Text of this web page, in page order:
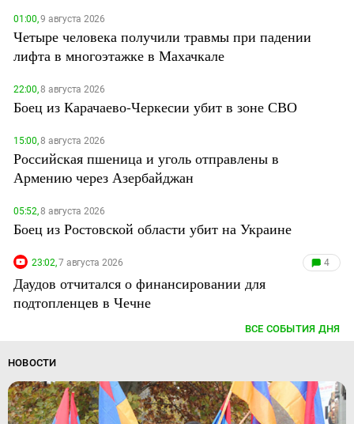
01:00,9 августа 2026
Четыре человека получили травмы при падении
лифта в многоэтажке в Махачкале
22:00,8 августа 2026
Боец из Карачаево-Черкесии убит в зоне СВО
15:00,8 августа 2026
Российская пшеница и уголь отправлены в
Армению через Азербайджан
05:52,8 августа 2026
Боец из Ростовской области убит на Украине
23:02,7 августа 2026 4
Даудов отчитался о финансировании для
подтопленцев в Чечне
ВСЕ СОБЫТИЯ ДНЯ
НОВОСТИ